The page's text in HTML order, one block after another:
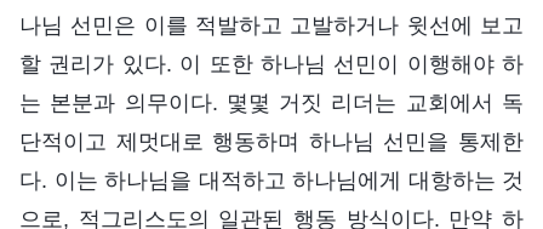
나님 선민은 이를 적발하고 고발하거나 윗선에 보고
할 권리가 있다. 이 또한 하나님 선민이 이행해야 하
는 본분과 의무이다. 몇몇 거짓 리더는 교회에서 독
단적이고 제멋대로 행동하며 하나님 선민을 통제한
다. 이는 하나님을 대적하고 하나님에게 대항하는 것
으로, 적그리스도의 일관된 행동 방식이다. 만약 하